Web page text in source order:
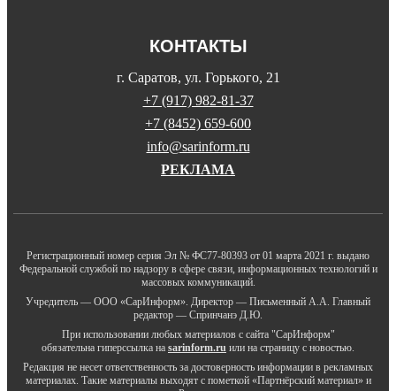
КОНТАКТЫ
г. Саратов, ул. Горького, 21
+7 (917) 982-81-37
+7 (8452) 659-600
info@sarinform.ru
РЕКЛАМА
Регистрационный номер серия Эл № ФС77-80393 от 01 марта 2021 г. выдано
Федеральной службой по надзору в сфере связи, информационных технологий и
массовых коммуникаций.
Учредитель — ООО «СарИнформ». Директор — Письменный А.А. Главный
редактор — Спринчанэ Д.Ю.
При использовании любых материалов с сайта "СарИнформ"
обязательна гиперссылка на sarinform.ru или на страницу с новостью.
Редакция не несет ответственность за достоверность информации в рекламных
материалах. Такие материалы выходят с пометкой «Партнёрский материал» и